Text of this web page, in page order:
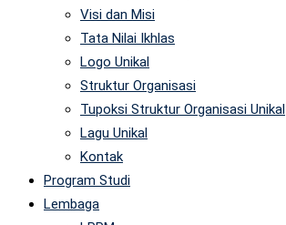
Visi dan Misi
Tata Nilai Ikhlas
Logo Unikal
Struktur Organisasi
Tupoksi Struktur Organisasi Unikal
Lagu Unikal
Kontak
Program Studi
Lembaga